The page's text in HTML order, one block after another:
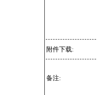
附件下载:
备注: